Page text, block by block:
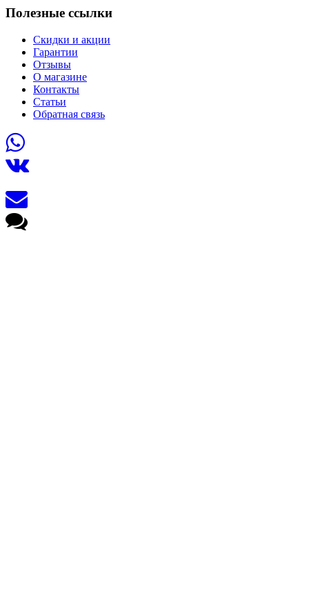
Полезные ссылки
Скидки и акции
Гарантии
Отзывы
О магазине
Контакты
Статьи
Обратная связь